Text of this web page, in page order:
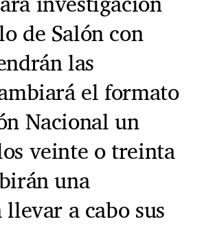
de Salón con
las
el formato
Nacional un
veinte o treinta
una
a cabo sus